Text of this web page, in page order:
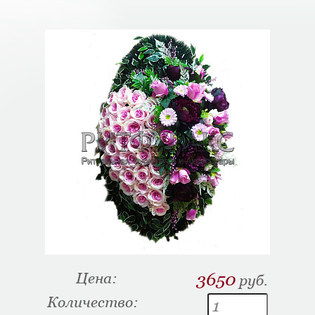
Цена: 3650 руб.
Количество: